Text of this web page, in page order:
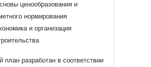
ценообразования и
нормирования
и организация
план разработан в соответствии